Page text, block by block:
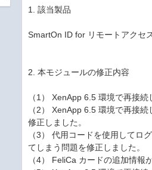
1. 該当製品
SmartOn ID for リモートアクセ
2. 本モジュールの修正内容
（1） XenApp 6.5 環境で再接
（2） XenApp 6.5 環境で再接
修正しました。
（3） 代用コードを使用してロ
てしまう問題を修正しました。
（4） FeliCa カードの追加情報